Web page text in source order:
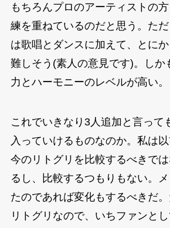
もちろんプロのアーティストの
練を重ねているのだと思う。た
は歌唱とダンスに加えて、とに
難しそう(素人の意見です)。しか
力とハーモニーのレベルが高い。
これでいきなり3人追加と言って
入っていけるものなのか。私は
今のリトグリを比較するべきで
るし、比較するつもりもない。
たのであれば変化もするべきだ
リトグリなので、いちファンと